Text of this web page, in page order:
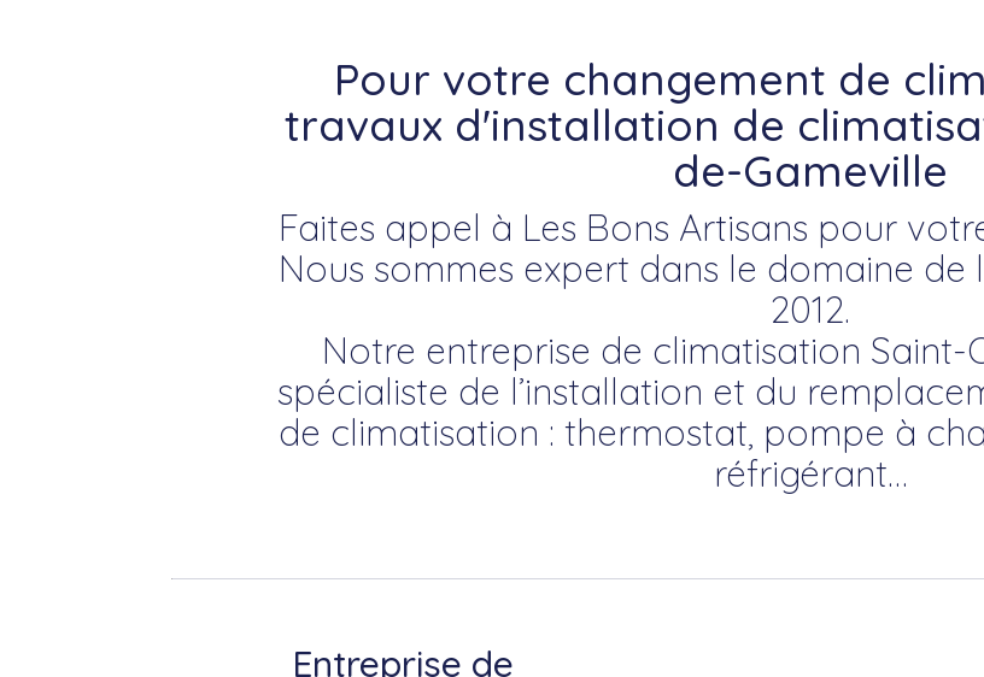
Pour votre changement de
travaux d'installation de
de-Gameville
Faites appel à Les Bons Artisans pour
Nous sommes expert dans le domaine
2012.
Notre entreprise de climatisation Saint-
spécialiste de l’installation et du
de climatisation : thermostat, pompe à
réfrigérant…
Entreprise de